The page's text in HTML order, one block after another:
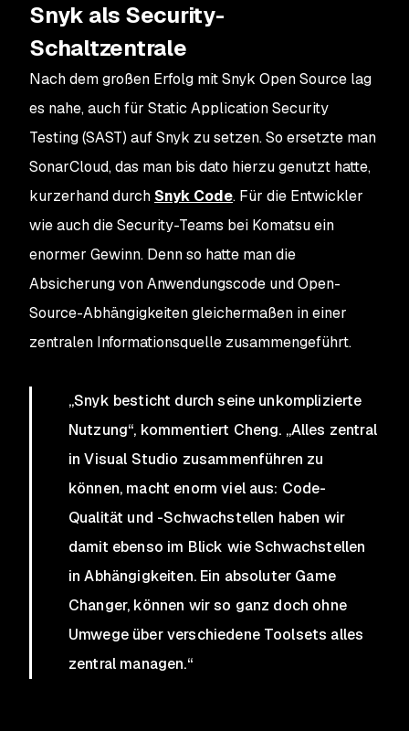
Snyk als Security-
Schaltzentrale
Nach dem großen Erfolg mit Snyk Open Source lag
es nahe, auch für Static Application Security
Testing (SAST) auf Snyk zu setzen. So ersetzte man
SonarCloud, das man bis dato hierzu genutzt hatte,
kurzerhand durch Snyk Code. Für die Entwickler
wie auch die Security-Teams bei Komatsu ein
enormer Gewinn. Denn so hatte man die
Absicherung von Anwendungscode und Open-
Source-Abhängigkeiten gleichermaßen in einer
zentralen Informationsquelle zusammengeführt.
„Snyk besticht durch seine unkomplizierte
Nutzung“, kommentiert Cheng. „Alles zentral
in Visual Studio zusammenführen zu
können, macht enorm viel aus: Code-
Qualität und -Schwachstellen haben wir
damit ebenso im Blick wie Schwachstellen
in Abhängigkeiten. Ein absoluter Game
Changer, können wir so ganz doch ohne
Umwege über verschiedene Toolsets alles
zentral managen.“